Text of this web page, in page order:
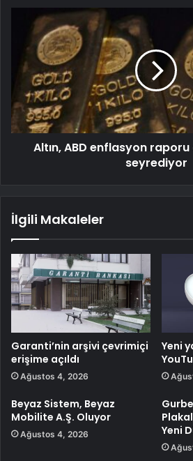
Altın, ABD enflasyon
seyrediyor
İlgili Makaleler
Garanti’nin arşivi çevrimiçi
erişime açıldı
Ağustos 4, 2026
Yeni
Beyaz Sistem, Beyaz
Mobilite A.Ş. Oluyor
Ağustos 4, 2026
Yeni